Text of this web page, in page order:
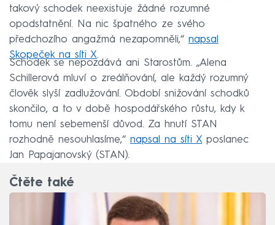
takový schodek neexistuje žádné rozumné
opodstatnění. Na nic špatného ze svého
předchozího angažmá nezapomněli,“ napsal
Skopeček na síti X.
Schodek se nepozdává ani Starostům. „Alena
Schillerová mluví o zreálňování, ale každý rozumný
člověk slyší zadlužování. Období snižování schodků
skončilo, a to v době hospodářského růstu, kdy k
tomu není sebemenší důvod. Za hnutí STAN
rozhodně nesouhlasíme,“ napsal na síti X poslanec
Jan Papajanovský (STAN).
Čtěte také